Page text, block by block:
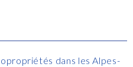
dans les Alpes-